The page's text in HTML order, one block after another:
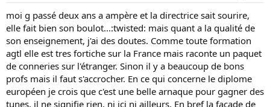
moi g passé deux ans a ampère et la directrice sait sourire,
elle fait bien son boulot...:twisted: mais quant a la qualité de
son enseignement, j'ai des doutes. Comme toute formation
agtl elle est tres fortiche sur la France mais raconte un paquet
de conneries sur l'étranger. Sinon il y a beaucoup de bons
profs mais il faut s'accrocher. En ce qui concerne le diplome
européen je crois que c'est une belle arnaque pour gagner des
tunes, il ne signifie rien, ni ici ni ailleurs. En bref la facade de